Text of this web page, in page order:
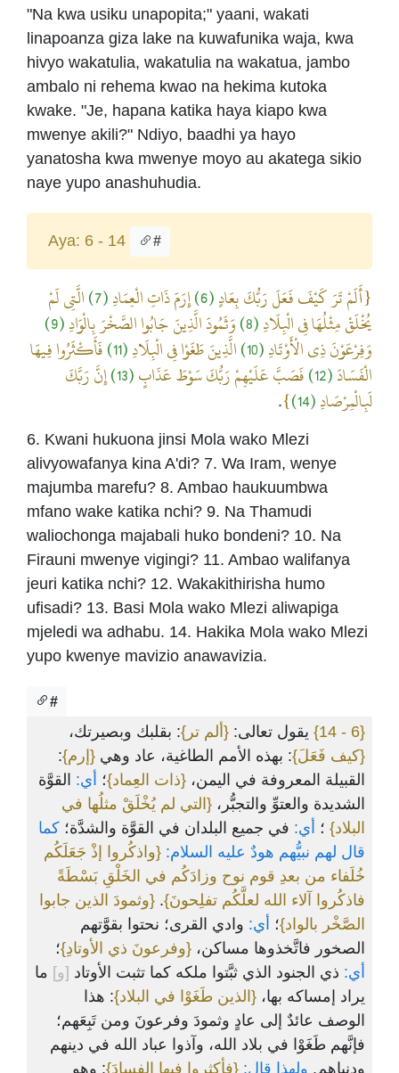
"Na kwa usiku unapopita;" yaani, wakati
linapoanza giza lake na kuwafunika waja, kwa
hivyo wakatulia, wakatulia na wakatua, jambo
ambalo ni rehema kwao na hekima kutoka
kwake. "Je, hapana katika haya kiapo kwa
mwenye akili?" Ndiyo, baadhi ya hayo
yanatosha kwa mwenye moyo au akatega sikio
naye yupo anashuhudia.
Aya: 6 - 14 #
{أَلَمْ تَرَ كَيْفَ فَعَلَ رَبُّكَ بِعَادٍ(6) إِرَمَ ذَاتِ الْعِمَادِ(7)
الَّتِي لَمْ
يُخْلَقْ مِثْلُهَا فِي الْبِلَادِ(8) وَثَمُودَ الَّذِينَ جَابُوا الصَّخْرَ بِالْوَادِ(9)
وَفِرْعَوْنَ ذِي الْأَوْتَادِ(10) الَّذِينَ طَغَوْا فِي الْبِلَادِ(11)
فَأَكْثَرُوا فِيهَا
الْفَسَادَ(12) فَصَبَّ عَلَيْهِمْ رَبُّكَ سَوْطَ عَذَابٍ(13)
إِنَّ رَبَّكَ
لَبِالْمِرْصَادِ(14)
}
.
6. Kwani hukuona jinsi Mola wako Mlezi
alivyowafanya kina A'di? 7. Wa Iram, wenye
majumba marefu? 8. Ambao haukuumbwa
mfano wake katika nchi? 9. Na Thamudi
waliochonga majabali huko bondeni? 10. Na
Firauni mwenye vigingi? 11. Ambao walifanya
jeuri katika nchi? 12. Wakakithirisha humo
ufisadi? 13. Basi Mola wako Mlezi aliwapiga
mjeledi wa adhabu. 14. Hakika Mola wako Mlezi
yupo kwenye mavizio anawavizia.
#
{6 - 14} يقول تعالى: {ألم تر}: بقلبك وبصيرتك،
{كيف فَعَلَ}: بهذه الأمم الطاغية، عاد وهي {إرم}:
القبيلة المعروفة في اليمن، {ذات العِماد}؛ أي: القوَّة
الشديدة والعتوِّ والتجبُّر، {التي لم يُخْلَقْ مثلُها في
البلاد} ؛ أي: في جميع البلدان في القوَّة والشدَّة؛ كما
قال لهم نبيُّهم هودٌ عليه السلام: {واذكُروا إذْ جَعَلَكُم
خُلَفاء من بعدِ قوم نوح وزادَكُم في الخَلْقِ بَسْطَةً
فاذكُروا آلاء الله لعلَّكُم تفلِحونَ}. {وثمودَ الذين جابوا
الصَّخْر بالواد}؛ أي: وادي القرى؛ نحتوا بقوَّتهم
الصخور فاتَّخذوها مساكن، {وفرعونَ ذي الأوتادِ}؛
أي: ذي الجنود الذي ثبَّتوا ملكه كما تثبت الأوتاد [و] ما
يراد إمساكه بها، {الذين طَغَوْا في البلاد}: هذا
الوصف عائدٌ إلى عادٍ وثمودَ وفرعونَ ومن تَبِعَهم؛
فإنَّهم طَغَوْا في بلاد الله، وآذوا عباد الله في دينهم
ودنياهم. ولهذا قال: {فأكثروا فيها الفسادَ}: وهو